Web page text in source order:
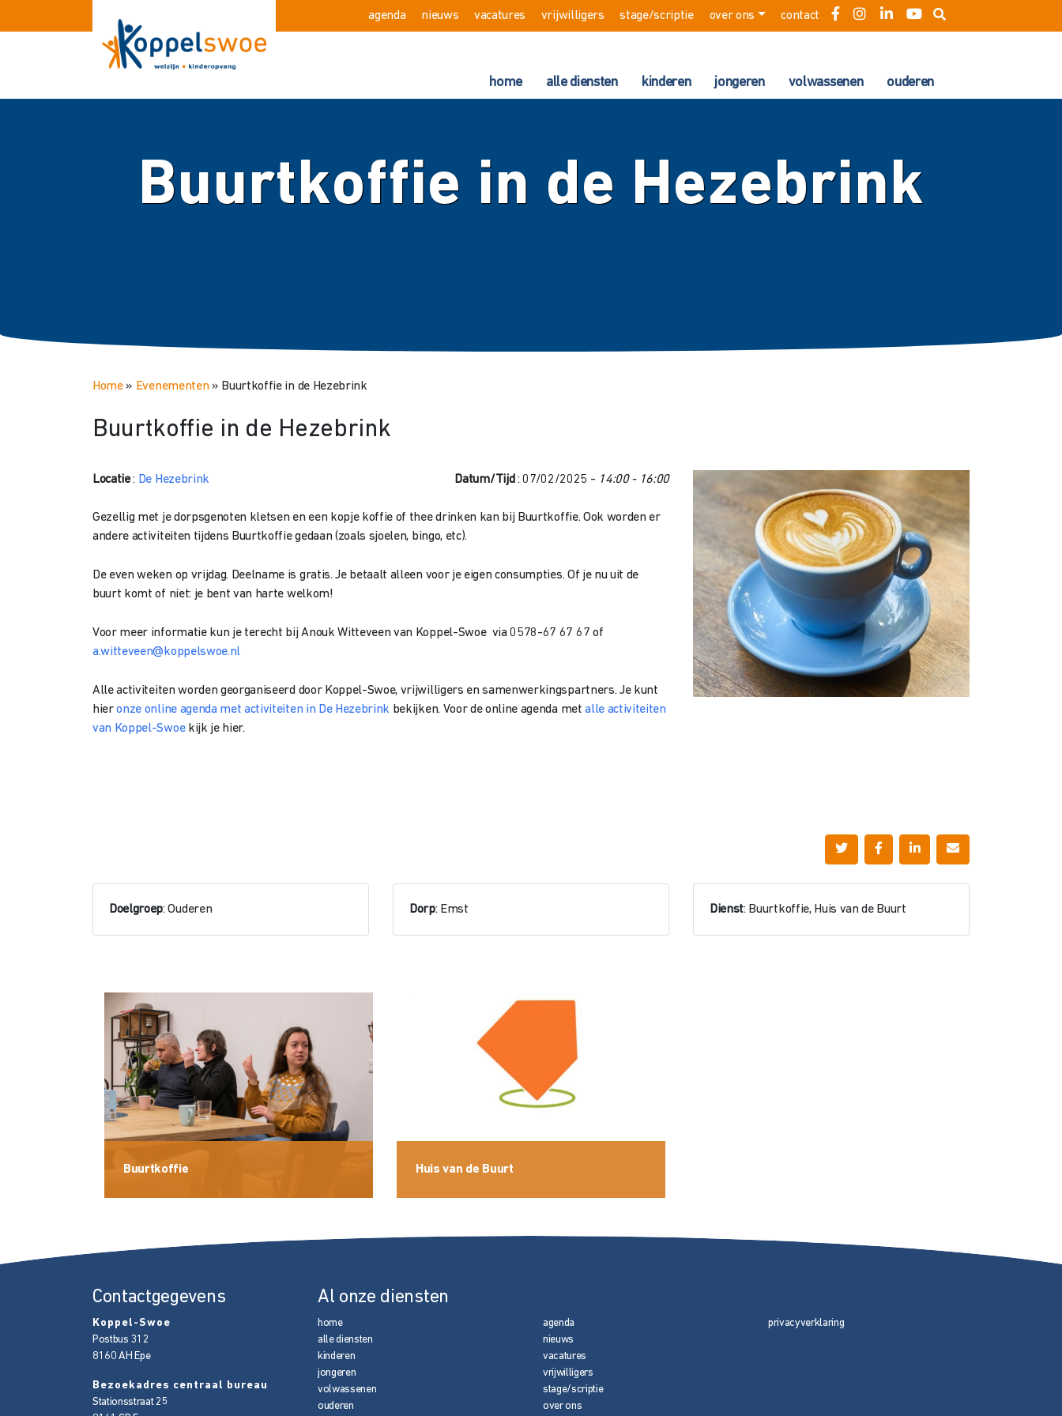
agenda nieuws vacatures vrijwilligers stage/scriptie over ons contact
home alle diensten kinderen jongeren volwassenen ouderen
Buurtkoffie in de Hezebrink
Home» Evenementen» Buurtkoffie in de Hezebrink
Buurtkoffie in de Hezebrink
Locatie: De Hezebrink Datum/Tijd : 07/02/2025 - 14:00 - 16:00
Gezellig met je dorpsgenoten kletsen en een kopje koffie of thee drinken kan bij Buurtkoffie. Ook worden er
andere activiteiten tijdens Buurtkoffie gedaan (zoals sjoelen, bingo, etc).
De even weken op vrijdag. Deelname is gratis. Je betaalt alleen voor je eigen consumpties. Of je nu uit de
buurt komt of niet: je bent van harte welkom!
Voor meer informatie kun je terecht bij Anouk Witteveen van Koppel-Swoe via 0578-67 67 67 of
a.witteveen@koppelswoe.nl
Alle activiteiten worden georganiseerd door Koppel-Swoe, vrijwilligers en samenwerkingspartners. Je kunt
hieronze online agenda met activiteiten in De Hezebrink bekijken. Voor de online agenda metalle activiteiten
van Koppel-Swoekijk je hier.
Doelgroep: Ouderen Dorp: Emst Dienst: Buurtkoffie, Huis van de Buurt
Buurtkoffie Huis van de Buurt
Contactgegevens
Koppel-Swoe
Postbus 312
8160 AH Epe
Bezoekadres centraal bureau
Stationsstraat 25
Al onze diensten
home
alle diensten
kinderen
jongeren
volwassenen
ouderen
agenda
nieuws
vacatures
vrijwilligers
stage/scriptie
over ons
privacyverklaring